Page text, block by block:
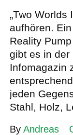
„Two Worlds
aufhören.
Reality
gibt es in der
Infomagazin
jeden
Stahl, Holz,
By Andreas